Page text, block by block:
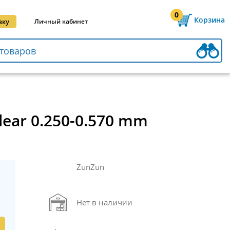
Личный кабинет
0
Корзина
0.250-0.570 mm
ZunZun
Нет в наличии